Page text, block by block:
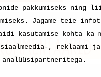
pakkumiseks ning
Jagame teie infot
kasutamise kohta ka
, reklaami ja
analüüsipartneritega.